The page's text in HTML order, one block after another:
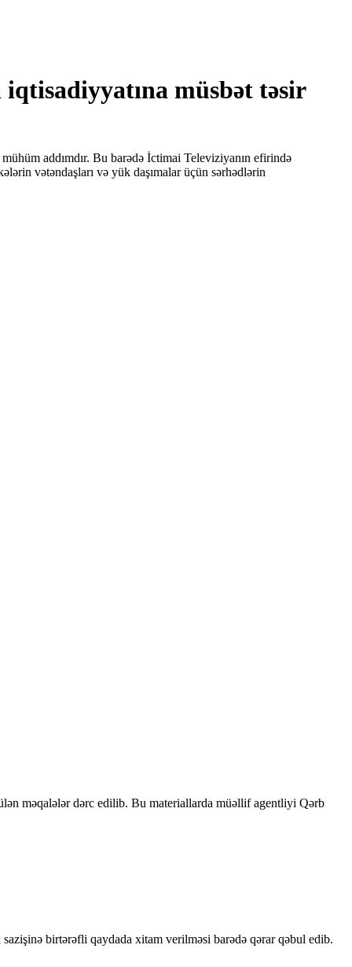
müsbət təsir
addımdır. Bu barədə İctimai Televiziyanın efirində
vətəndaşları və yük daşımalar üçün sərhədlərin
məqalələr dərc edilib. Bu materiallarda müəllif agentliyi Qərb
birtərəfli qaydada xitam verilməsi barədə qərar qəbul edib.